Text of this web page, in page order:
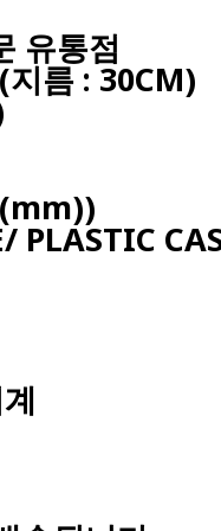
유통점
름 : 30CM)
PLASTIC